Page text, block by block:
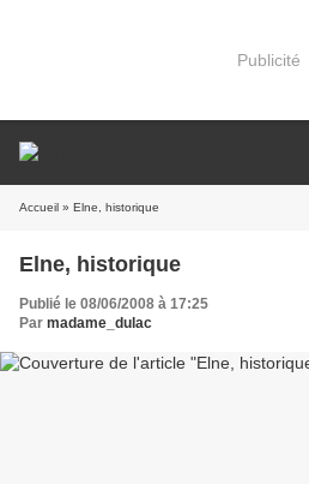
Publicité
Accueil » Elne, historique
Elne, historique
Publié le 08/06/2008 à 17:25
Par madame_dulac